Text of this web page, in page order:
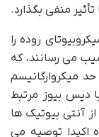
روده را
می رسانند، که
میکروارگانیسم
دیس بیوز مرتبط
آنتی بیوتیک ها
اکیدا توصیه می